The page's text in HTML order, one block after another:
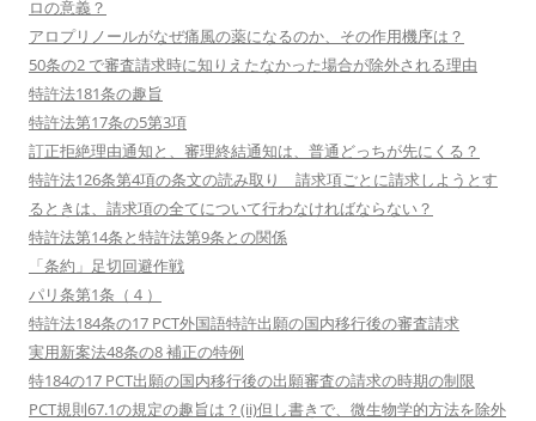
ロの意義？
アロプリノールがなぜ痛風の薬になるのか、その作用機序は？
50条の2 で審査請求時に知りえたなかった場合が除外される理由
特許法181条の趣旨
特許法第17条の5第3項
訂正拒絶理由通知と、審理終結通知は、普通どっちが先にくる？
特許法126条第4項の条文の読み取り 請求項ごとに請求しようとす
るときは、請求項の全てについて行わなければならない？
特許法第14条と特許法第9条との関係
「条約」足切回避作戦
パリ条第1条（４）
特許法184条の17 PCT外国語特許出願の国内移行後の審査請求
実用新案法48条の8 補正の特例
特184の17 PCT出願の国内移行後の出願審査の請求の時期の制限
PCT規則67.1の規定の趣旨は？(ii)但し書きで、微生物学的方法を除外